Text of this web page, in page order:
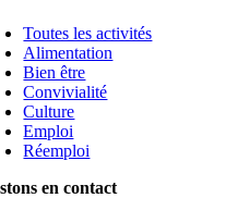
Toutes les activités
Alimentation
Bien être
Convivialité
Culture
Emploi
Réemploi
en contact